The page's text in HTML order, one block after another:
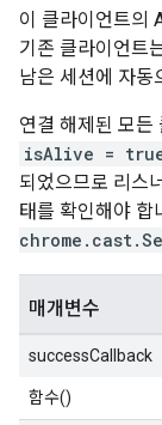
이 클라이언트의
기존 클라이언트
남은 세션에 자동
연결 해제된 모든
isAlive =
되었으므로 리스
태를 확인해야 합
매개변수
successCallback
함수()